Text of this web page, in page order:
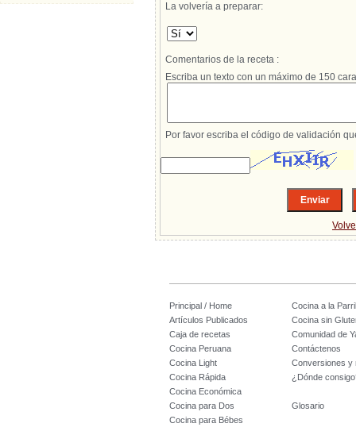
La volvería a preparar:
Comentarios de la receta :
Escriba un texto con un máximo de 150
Por favor escriba el código de validación
Principal / Home
Cocina a la
Artículos Publicados
Cocina sin
Caja de recetas
Comunidad de
Cocina Peruana
Contáctenos
Cocina Light
Conversiones y
Cocina Rápida
¿Dónde
Cocina Económica
Cocina para Dos
Glosario
Cocina para Bébes